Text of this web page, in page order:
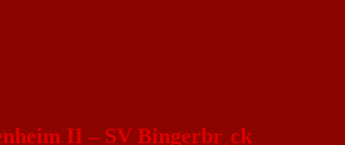
II – SV Bingerbr¸ck